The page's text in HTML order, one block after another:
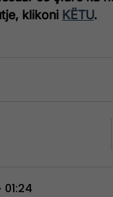
klikoni KËTU.